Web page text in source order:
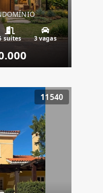
suítes 3 vagas
11540